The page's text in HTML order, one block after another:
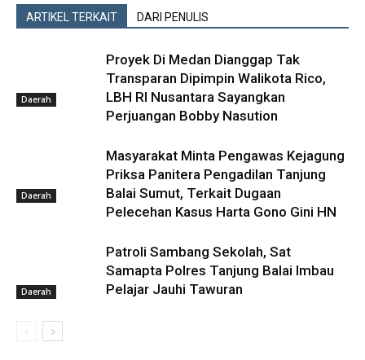
ARTIKEL TERKAIT DARI PENULIS
Daerah
Proyek Di Medan Dianggap Tak
Transparan Dipimpin Walikota Rico,
LBH RI Nusantara Sayangkan
Perjuangan Bobby Nasution
Daerah
Masyarakat Minta Pengawas Kejagung
Priksa Panitera Pengadilan Tanjung
Balai Sumut, Terkait Dugaan
Pelecehan Kasus Harta Gono Gini HN
Daerah
Patroli Sambang Sekolah, Sat
Samapta Polres Tanjung Balai Imbau
Pelajar Jauhi Tawuran